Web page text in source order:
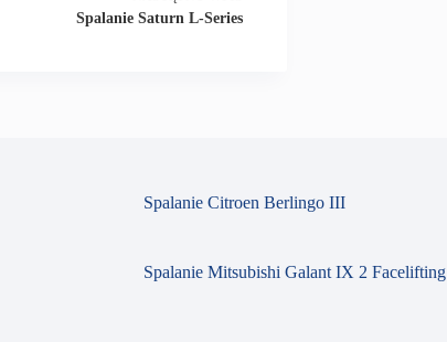
Spalanie Saturn L-Series
Spalanie Citroen Berlingo III
Spalanie Mitsubishi Galant IX 2 Facelifting